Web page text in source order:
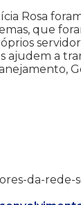
Rosa
que
ajudem a
da-rede-